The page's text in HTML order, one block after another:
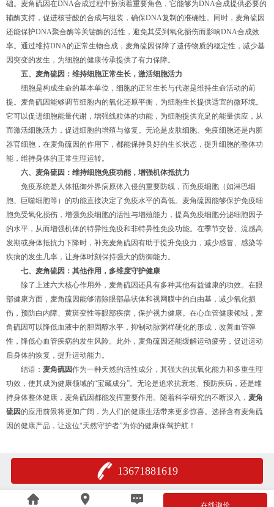
础。麦角硫因在DNA合成过程中扮演着重要角色，它能够为DNA合成提供必要的
辅酶支持，促进核苷酸的合成与组装，确保DNA复制的准确性。同时，麦角硫因
还能保护DNA聚合酶等关键酶的活性，避免其受到氧化损伤而影响DNA合成效
率。通过维持DNA的正常生物合成，麦角硫因保障了遗传物质的稳定性，减少基
因突变的发生，为细胞的健康传承提供了有力保障。
五、麦角硫因：维持细胞正常生长，激活细胞活力
细胞是构成生命的基本单位，细胞的正常生长与代谢是维持生命活动的前
提。麦角硫因能够调节细胞内的氧化还原平衡，为细胞生长提供适宜的微环境。
它可以促进细胞能量代谢，增强线粒体的功能，为细胞提供充足的能量供应，从
而激活细胞活力，促进细胞的增殖与修复。无论是皮肤细胞、免疫细胞还是内脏
器官细胞，在麦角硫因的作用下，都能保持良好的生长状态，提升细胞的整体功
能，维持身体的正常生理运转。
六、 麦角硫因 ：维持细胞免疫功能，增强机体抵抗力
免疫系统是人体抵御外界病原体入侵的重要防线，而免疫细胞（如淋巴细
胞、巨噬细胞等）的功能直接决定了免疫水平的高低。麦角硫因能够保护免疫细
胞免受氧化损伤，增强免疫细胞的活性与增殖能力，提高免疫细胞分泌细胞因子
的水平，从而增强机体的特异性免疫和非特异性免疫功能。在季节交替、流感高
发期或身体抵抗力下降时，补充麦角硫因有助于提升免疫力，减少感冒、感染等
疾病的发生几率，让身体时刻保持强大的防御能力。
七、麦角硫因：其他作用，多维度守护健康
除了上述六大核心作用外，麦角硫因还具有多种其他有益健康的功效。在眼
部健康方面，麦角硫因能够清除眼部晶状体和视网膜中的自由基，减少氧化损
伤，预防白内障、黄斑变性等眼部疾病，保护视力健康。在心血管健康领域，麦
角硫因可以降低血液中的胆固醇水平，抑制动脉粥样硬化的形成，改善血管弹
性，降低心血管疾病的发生风险。此外，麦角硫因还能缓解运动疲劳，促进运动
后身体的恢复，提升运动能力。
结语： 麦角硫因作为一种天然的活性成分，其强大的抗氧化能力和多重生理
功效，使其成为健康领域的“宝藏成分”。无论是追求抗衰老、预防疾病，还是维
持身体整体健康，麦角硫因都能发挥重要作用。随着科学研究的不断深入， 麦角
硫因的应用前景将更加广阔，为人们的健康生活带来更多惊喜。选择含有麦角硫
因的健康产品，让这位“天然守护者”为你的健康保驾护航！
13671881619
在线询价